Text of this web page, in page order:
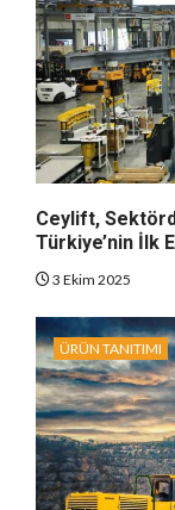
Ceylift,
Türkiye’nin İlk
3 Ekim 2025
ÜRÜN TANITIMI